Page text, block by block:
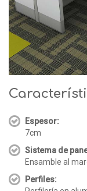
Espesor:
7cm
Sistema de
Ensamble al
Perfiles: